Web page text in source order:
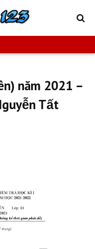
năm 2021 –
Tất